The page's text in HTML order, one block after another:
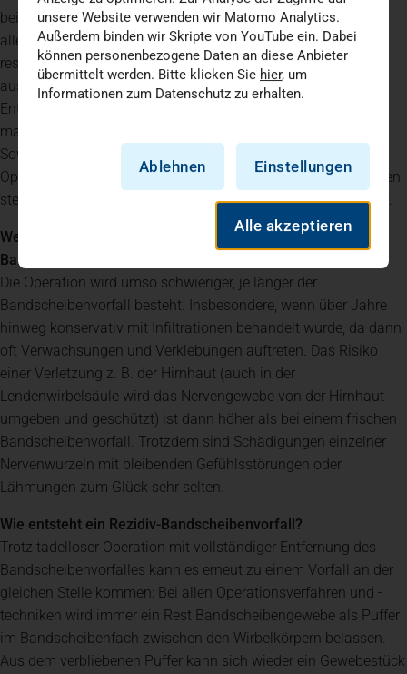
beiden Wirbeln entfernen. Hierbei wird darauf geachtet, dass
alle lockeren Bandscheibenanteile entfernt werden. Das
restliche Gewebe wird belassen und bildet noch eine
ausreichend starke Pufferzone zwischen den Wirbeln. Bei der
Entfernung des Gewebes aus dem Bandscheibenfach spricht
man von einer Nukleotomie.
Sowohl die endoskopische als auch die mikrochirurgische
Operation werden in Vollnarkose durchgeführt. In beiden Fällen
stehen die Patienten bereits am Tag der Operation wieder auf.
Welche Komplikationen können bei einer
Bandscheibenoperation auftreten?
Die Operation wird umso schwieriger, je länger der
Bandscheibenvorfall besteht. Insbesondere, wenn über Jahre
hinweg konservativ mit Infiltrationen behandelt wurde, da dann
oft Verwachsungen und Verklebungen auftreten. Das Risiko
einer Verletzung z. B. der Hirnhaut (auch in der
Lendenwirbelsäule wird das Nervengewebe von der Hirnhaut
umgeben und geschützt) ist dann höher als bei einem frischen
Bandscheibenvorfall. Trotzdem sind Schädigungen einzelner
Nervenwurzeln mit bleibenden Gefühlsstörungen oder
Lähmungen zum Glück sehr selten.
Wie entsteht ein Rezidiv-Bandscheibenvorfall?
Trotz tadelloser Operation mit vollständiger Entfernung des
Bandscheibenvorfalles kann es erneut zu einem Vorfall an der
gleichen Stelle kommen: Bei allen Operationsverfahren und -
techniken wird immer ein Rest Bandscheibengewebe als Puffer
im Bandscheibenfach zwischen den Wirbelkörpern belassen.
Aus dem verbliebenen Puffer kann sich wieder ein Gewebestück
unsere Website verwenden wir Matomo Analytics.
Außerdem binden wir Skripte von YouTube ein. Dabei
können personenbezogene Daten an diese Anbieter
übermittelt werden. Bitte klicken Sie hier, um
Informationen zum Datenschutz zu erhalten.
Ablehnen Einstellungen
Alle akzeptieren